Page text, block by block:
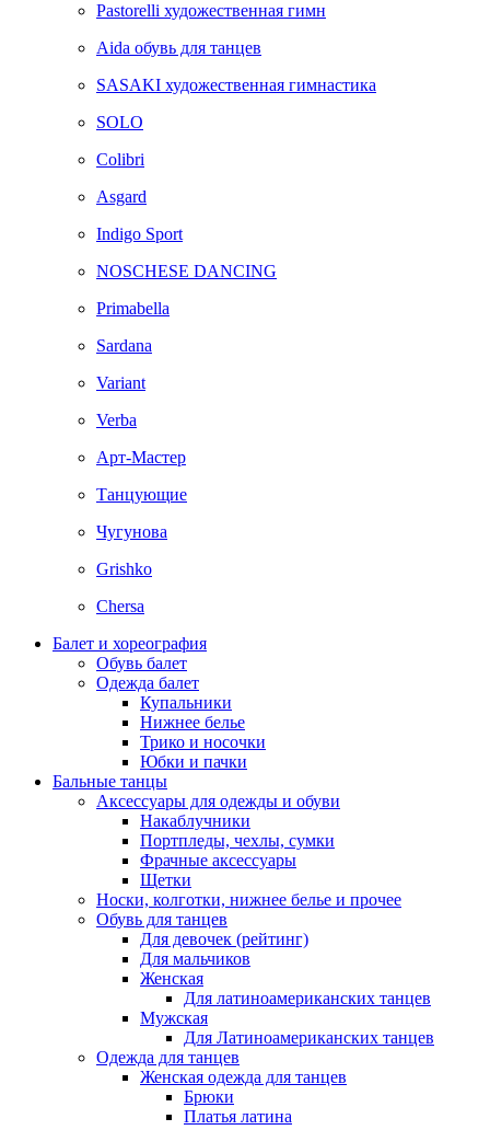
Pastorelli художественная гимн
Аida обувь для танцев
SASAKI художественная гимнастика
SOLO
Colibri
Asgard
Indigo Sport
NOSCHESE DANCING
Primabella
Sardana
Variant
Verba
Арт-Мастер
Танцующие
Чугунова
Grishko
Chersa
Балет и хореография
Обувь балет
Одежда балет
Купальники
Нижнее белье
Трико и носочки
Юбки и пачки
Бальные танцы
Аксессуары для одежды и обуви
Накаблучники
Портпледы, чехлы, сумки
Фрачные аксессуары
Щетки
Носки, колготки, нижнее белье и прочее
Обувь для танцев
Для девочек (рейтинг)
Для мальчиков
Женская
Для латиноамериканских танцев
Мужская
Для Латиноамериканских танцев
Одежда для танцев
Женская одежда для танцев
Брюки
Платья латина